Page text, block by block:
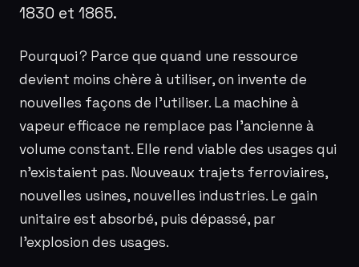
1830 et 1865.
Pourquoi ? Parce que quand une ressource
devient moins chère à utiliser, on invente de
nouvelles façons de l’utiliser. La machine à
vapeur efficace ne remplace pas l’ancienne à
volume constant. Elle rend viable des usages qui
n’existaient pas. Nouveaux trajets ferroviaires,
nouvelles usines, nouvelles industries. Le gain
unitaire est absorbé, puis dépassé, par
l’explosion des usages.